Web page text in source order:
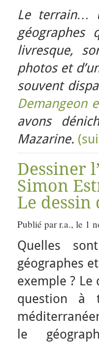
Le terrain…
géographes
livresque,
photos et
souvent
Demangeon
avons
Mazarine.
Dessiner
Simon
Le dessin
Publié par r.a., le 1
Quelles
géographes
exemple ? Le
question à
le